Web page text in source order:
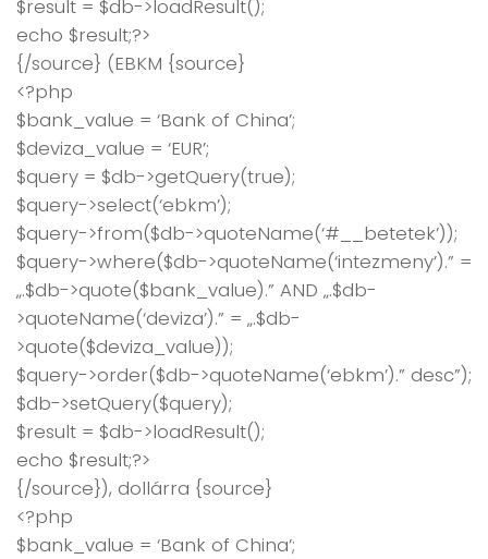
$result = $db->loadResult();
echo $result;?>
{/source} (EBKM {source}
<?php
$bank_value = ‘Bank of China’;
$deviza_value = ‘EUR’;
$query = $db->getQuery(true);
$query->select(‘ebkm’);
$query->from($db->quoteName(‘#__betetek’));
$query->where($db->quoteName(‘intezmeny’).” =
„.$db->quote($bank_value).” AND „.$db-
>quoteName(‘deviza’).” = „.$db-
>quote($deviza_value));
$query->order($db->quoteName(‘ebkm’).” desc”);
$db->setQuery($query);
$result = $db->loadResult();
echo $result;?>
{/source}), dollárra {source}
<?php
$bank_value = ‘Bank of China’;